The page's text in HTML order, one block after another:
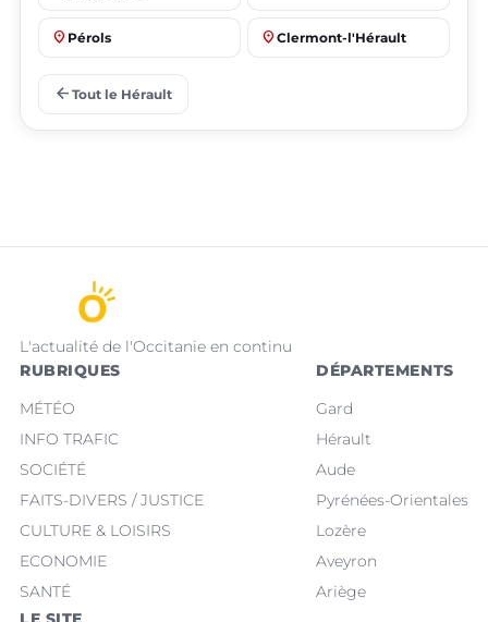
place Pérols place Clermont-l'Hérault
place
arrow_back Tout le Hérault
L'actualité de l'Occitanie en continu
RUBRIQUES
MÉTÉO
INFO TRAFIC
SOCIÉTÉ
FAITS-DIVERS / JUSTICE
CULTURE & LOISIRS
ECONOMIE
SANTÉ
DÉPARTEMENTS
Gard
Hérault
Aude
Pyrénées-Orientales
Lozère
Aveyron
Ariège